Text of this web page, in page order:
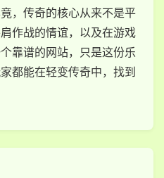
，传奇的核心从来不是平
作战的情谊，以及在游戏
靠谱的网站，只是这份乐
都能在轻变传奇中，找到